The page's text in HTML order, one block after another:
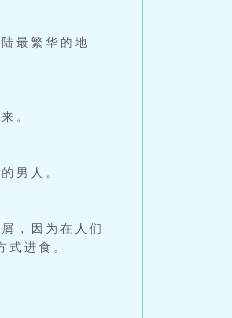
最繁华的地
。
男人。
，因为在人们
进食。